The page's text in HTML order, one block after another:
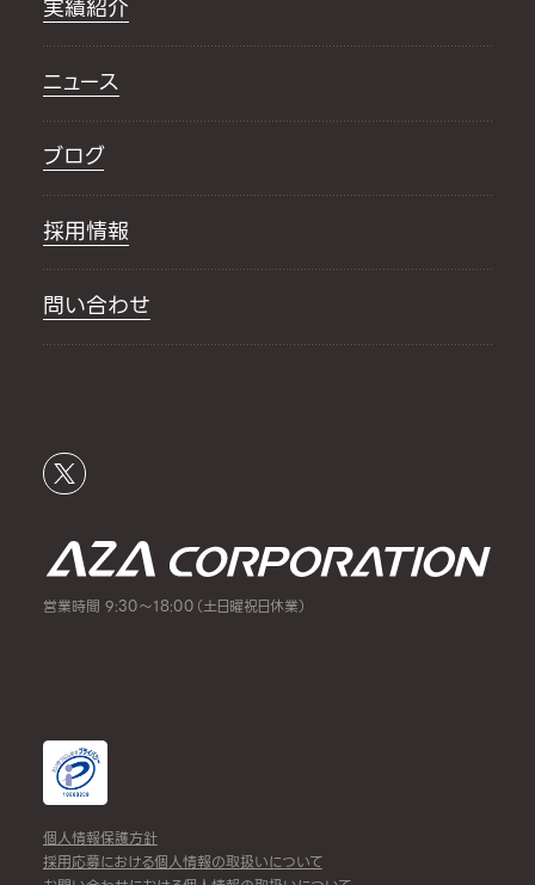
実績紹介
ニュース
ブログ
採用情報
問い合わせ
営業時間 9:30～18:00（土日曜祝日休業）
個人情報保護方針
採用応募における個人情報の取扱いについて